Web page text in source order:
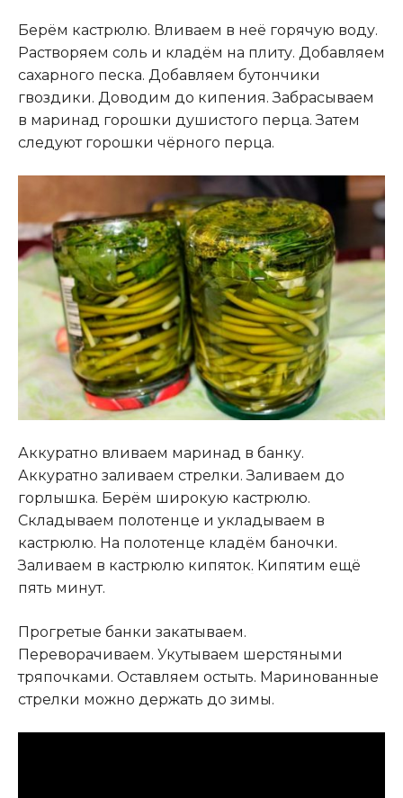
Берём кастрюлю. Вливаем в неё горячую воду.
Растворяем соль и кладём на плиту. Добавляем
сахарного песка. Добавляем бутончики
гвоздики. Доводим до кипения. Забрасываем
в маринад горошки душистого перца. Затем
следуют горошки чёрного перца.
Аккуратно вливаем маринад в банку.
Аккуратно заливаем стрелки. Заливаем до
горлышка. Берём широкую кастрюлю.
Складываем полотенце и укладываем в
кастрюлю. На полотенце кладём баночки.
Заливаем в кастрюлю кипяток. Кипятим ещё
пять минут.
Прогретые банки закатываем.
Переворачиваем. Укутываем шерстяными
тряпочками. Оставляем остыть. Маринованные
стрелки можно держать до зимы.